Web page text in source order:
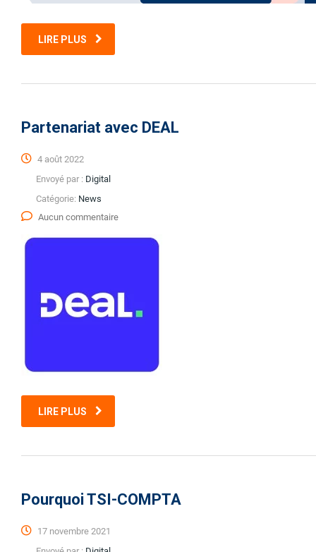
LIRE PLUS
Partenariat avec DEAL
4 août 2022
Envoyé par : Digital
Catégorie: News
Aucun commentaire
LIRE PLUS
Pourquoi TSI-COMPTA
17 novembre 2021